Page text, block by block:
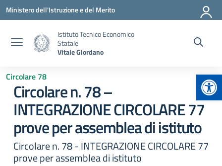
Vai ai contenuti
Vai al menu di navigazione
Vai al footer
Ministero dell'Istruzione e del Merito
Istituto Tecnico Economico
Statale
Vitale Giordano
Circolare 78
Circolare n. 78 –
INTEGRAZIONE CIRCOLARE 77
prove per assemblea di istituto
Circolare n. 78 - INTEGRAZIONE CIRCOLARE 77
prove per assemblea di istituto